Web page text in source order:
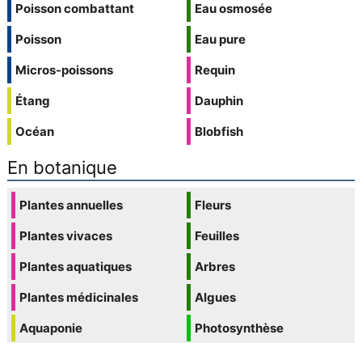
Poisson combattant
Poisson
Micros-poissons
Étang
Océan
Eau osmosée
Eau pure
Requin
Dauphin
Blobfish
En botanique
Plantes annuelles
Plantes vivaces
Plantes aquatiques
Plantes médicinales
Aquaponie
Fleurs
Feuilles
Arbres
Algues
Photosynthèse